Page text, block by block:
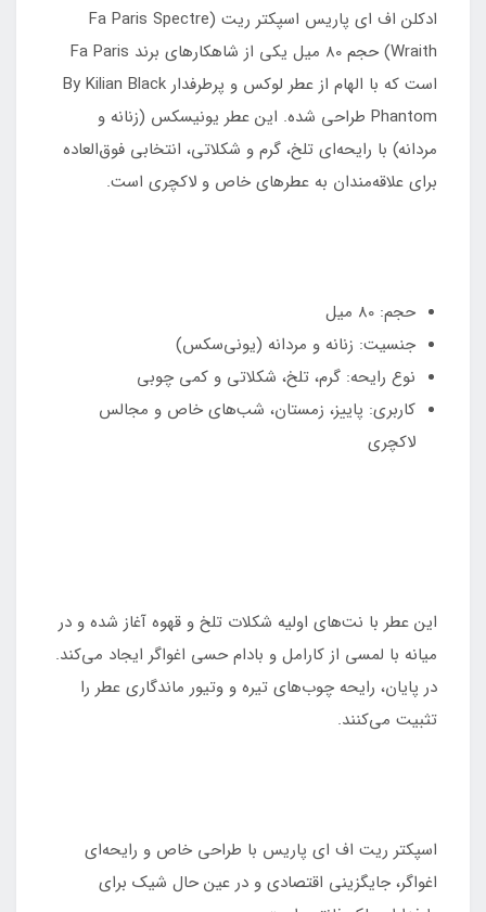
ادکلن اف ای پاریس اسپکتر ریت (Fa Paris Spectre
Wraith) حجم 80 میل یکی از شاهکارهای برند Fa Paris
است که با الهام از عطر لوکس و پرطرفدار By Kilian Black
Phantom طراحی شده. این عطر یونیسکس (زنانه و
مردانه) با رایحه‌ای تلخ، گرم و شکلاتی، انتخابی فوق‌العاده
برای علاقه‌مندان به عطرهای خاص و لاکچری است.
حجم: 80 میل
جنسیت: زنانه و مردانه (یونی‌سکس)
نوع رایحه: گرم، تلخ، شکلاتی و کمی چوبی
کاربری: پاییز، زمستان، شب‌های خاص و مجالس
لاکچری
این عطر با نت‌های اولیه شکلات تلخ و قهوه آغاز شده و در
میانه با لمسی از کارامل و بادام حسی اغواگر ایجاد می‌کند.
در پایان، رایحه چوب‌های تیره و وتیور ماندگاری عطر را
تثبیت می‌کنند.
اسپکتر ریت اف ای پاریس با طراحی خاص و رایحه‌ای
اغواگر، جایگزینی اقتصادی و در عین حال شیک برای